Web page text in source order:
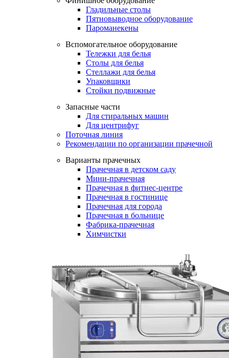
Гладильные столы
Пятновыводное оборудование
Пароманекены
Вспомогательное оборудование
Тележки для белья
Столы для белья
Стеллажи для белья
Упаковщики
Стойки подвижные
Запасные части
Для стиральных машин
Для центрифуг
Поточная линия
Рекомендации по организации прачечной
Варианты прачечных
Прачечная в детском саду
Мини-прачечная
Прачечная в фитнес-центре
Прачечная в гостинице
Прачечная для города
Прачечная в больнице
Фабрика-прачечная
Химчистки